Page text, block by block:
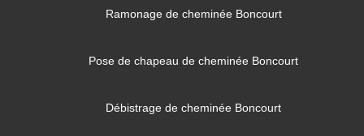
Ramonage de cheminée Boncourt
Pose de chapeau de cheminée Boncourt
Débistrage de cheminée Boncourt